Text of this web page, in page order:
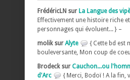
FrédéricLN sur La Langue des
Effectivement une histoire riche
personnages qui évoluent... } –
molik sur Alyte
{ Cette bd est
bouleversante, Mon coup de
Brodeck sur Cauchon...ou
d'Arc
{ Merci, Bodoï ! A la fin,